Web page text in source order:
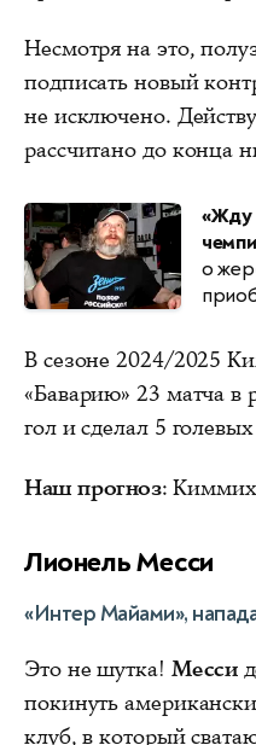
Несмотря на это,
подписать новый
не исключено.
рассчитано до конца
«Жду
о
В сезоне 2024/2025
«Баварию» 23 матча в
гол и сделал 5
Наш прогноз: Киммих
Лионель Месси
«Интер Майами»,
Это не шутка! Месси
покинуть
клуб, в который